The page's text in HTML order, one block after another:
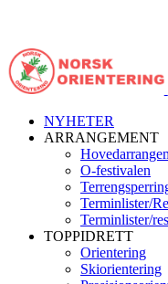
NYHETER
ARRANGEMENT
O-festivalen
Terminlister/
Terminlister/
TOPPIDRETT
Orientering
Skiorientering